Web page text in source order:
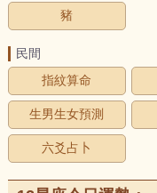
豬
民間
指紋算命
生男生女預測
六爻占卜